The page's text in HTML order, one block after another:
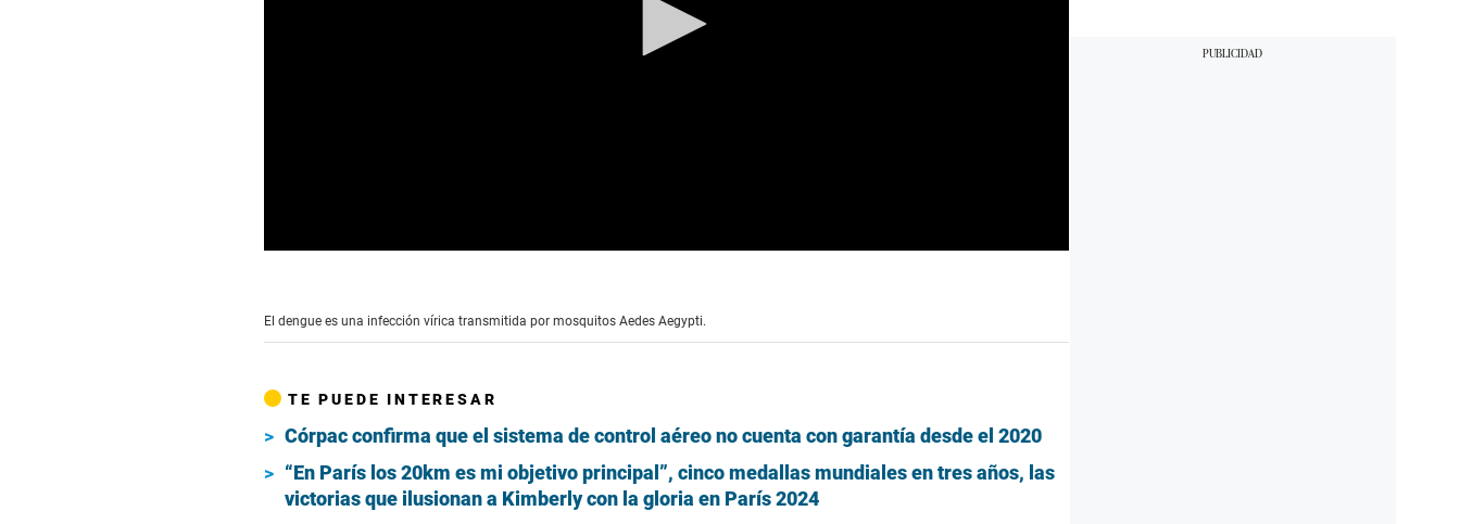
minutes,
9
El dengue es una infección vírica transmitida por mosquitos Aedes Aegypti.
TE PUEDE INTERESAR
Córpac confirma que el sistema de control aéreo no cuenta con garantía desde el 2020
“En París los 20km es mi objetivo principal”, cinco medallas mundiales en tres años, las
victorias que ilusionan a Kimberly con la gloria en París 2024